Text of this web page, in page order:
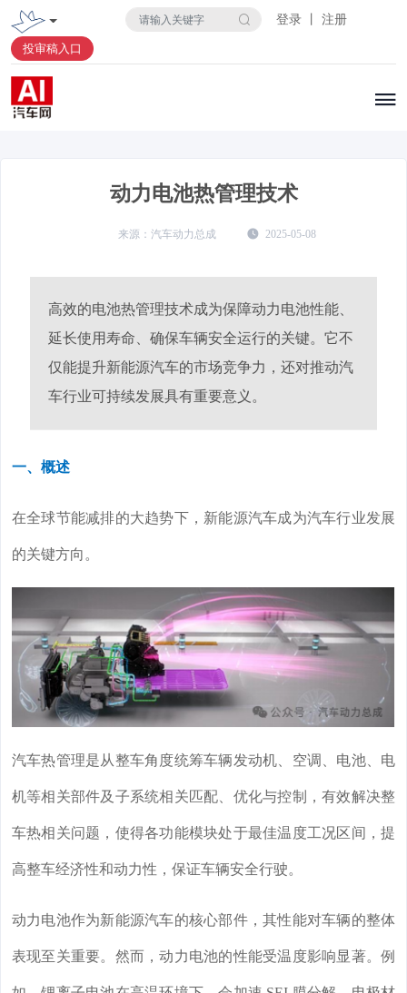
登录 丨 注册
投审稿入口
动力电池热管理技术
汽车动力总成 2025-05-08
高效的电池热管理技术成为保障动力电池性能、
延长使用寿命、确保车辆安全运行的关键。它不
仅能提升新能源汽车的市场竞争力，还对推动汽
车行业可持续发展具有重要意义。
一、概述
在全球节能减排的大趋势下，新能源汽车成为汽车行业发展
的关键方向。
汽车热管理是从整车角度统筹车辆发动机、空调、电池、电
机等相关部件及子系统相关匹配、优化与控制，有效解决整
车热相关问题，使得各功能模块处于最佳温度工况区间，提
高整车经济性和动力性，保证车辆安全行驶。
动力电池作为新能源汽车的核心部件，其性能对车辆的整体
表现至关重要。然而，动力电池的性能受温度影响显著。例